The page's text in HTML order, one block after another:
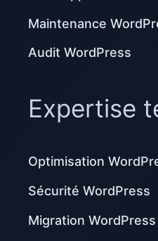
Maintenance
Audit WordPress
Expertise
Optimisation
Sécurité WordPress
Migration WordPress